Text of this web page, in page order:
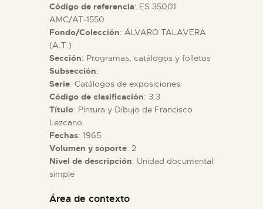
ACTIVIDADES
█
EL MUSEO
COLECCIONES
DIDÁCTICA
Código de referencia: ES 35001
AMC/AT-1550
Fondo/Colección: ÁLVARO TALAVERA
(A.T.)
Sección: Programas, catálogos y folletos
Subsección:
Serie: Catálogos de exposiciones
Código de clasificación: 3.3
Título: Pintura y Dibujo de Francisco
Lezcano.
Fechas: 1965
Volumen y soporte: 2
Nivel de descripción: Unidad documental
simple
Área de contexto